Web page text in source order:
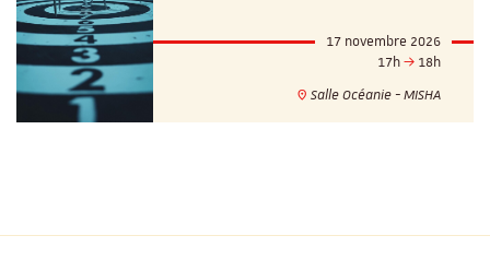
17 novembre 2026
17h
18h
Salle Océanie - MISHA